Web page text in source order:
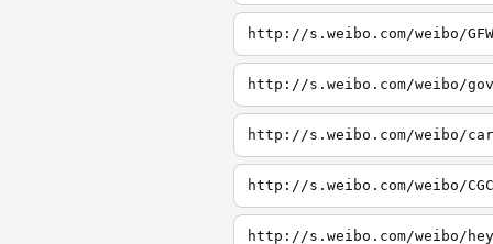
http://s.weibo.com/weibo/GFW
http://s.weibo.com/weibo/gov
http://s.weibo.com/weibo/car
http://s.weibo.com/weibo/CGC
http://s.weibo.com/weibo/hey